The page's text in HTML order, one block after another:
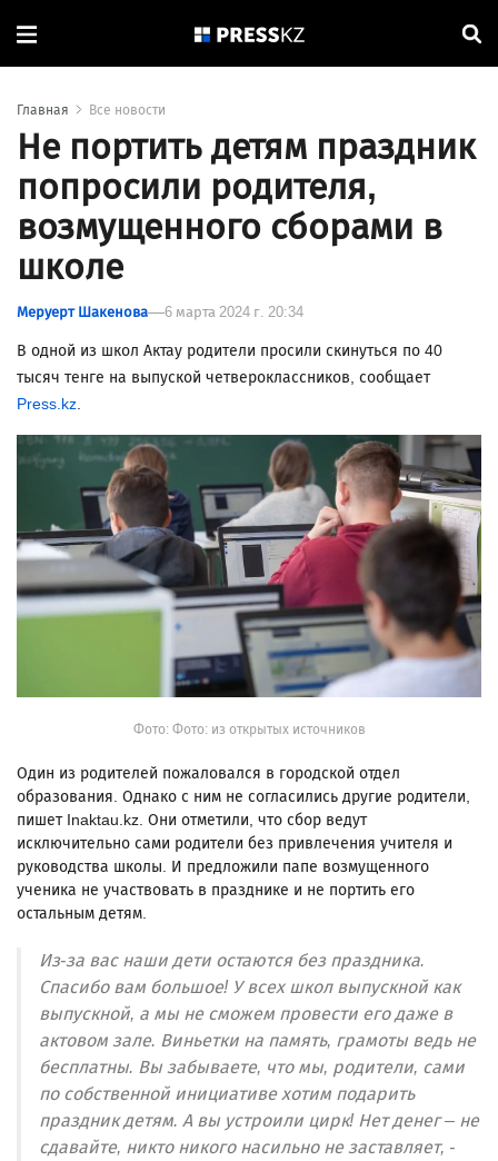
Главная Все новости
Не портить детям праздник
попросили родителя,
возмущенного сборами в
школе
Меруерт Шакенова 6 марта 2024 г. 20:34
В одной из школ Актау родители просили скинуться по 40
тысяч тенге на выпуской четвероклассников, сообщает
Press.kz.
Фото: Фото: из открытых источников
Один из родителей пожаловался в городской отдел
образования. Однако с ним не согласились другие родители,
пишет Inaktau.kz. Они отметили, что сбор ведут
исключительно сами родители без привлечения учителя и
руководства школы. И предложили папе возмущенного
ученика не участвовать в празднике и не портить его
остальным детям.
Из-за вас наши дети остаются без праздника.
Спасибо вам большое! У всех школ выпускной как
выпускной, а мы не сможем провести его даже в
актовом зале. Виньетки на память, грамоты ведь не
бесплатны. Вы забываете, что мы, родители, сами
по собственной инициативе хотим подарить
праздник детям. А вы устроили цирк! Нет денег – не
сдавайте, никто никого насильно не заставляет, -